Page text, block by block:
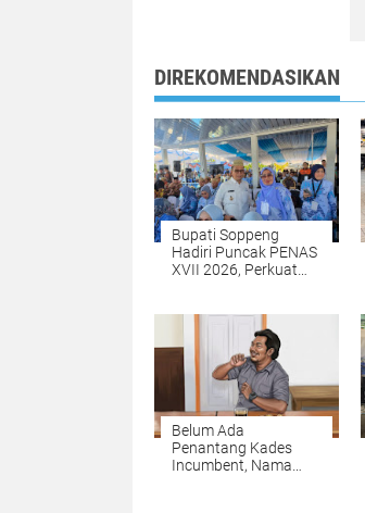
DIREKOMENDASIKAN
Bupati Soppeng
Hadiri Puncak PENAS
XVII 2026, Perkuat
Belum Ada
Penantang Kades
Incumbent, Nama